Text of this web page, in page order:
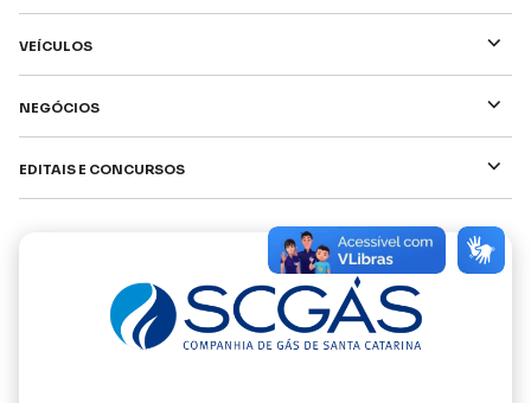
Veículos ⌵
Negócios ⌵
Editais e Concursos ⌵